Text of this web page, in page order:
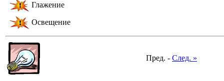
Глажение
Освещение
Пред. - След. »